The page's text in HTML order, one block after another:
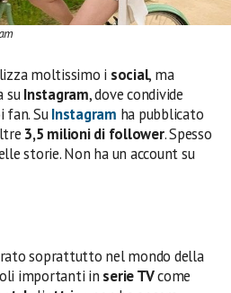
moltissimo i social, ma
suInstagram, dove condivide
fan. SuInstagram ha pubblicato
3,5 milioni di follower. Spesso
storie. Non ha un account su
soprattutto nel mondo della
importanti in serie TVcome